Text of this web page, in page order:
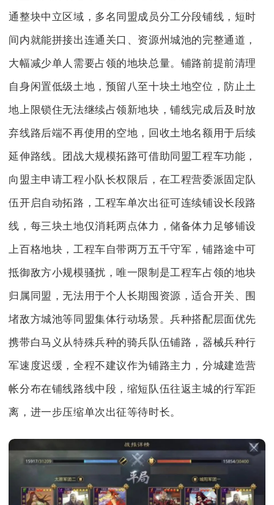
通整块中立区域，多名同盟成员分工分段铺线，短时
间内就能拼接出连通关口、资源州城池的完整通道，
大幅减少单人需要占领的地块总量。铺路前提前清理
自身闲置低级土地，预留八至十块土地空位，防止土
地上限锁住无法继续占领新地块，铺线完成后及时放
弃线路后端不再使用的空地，回收土地名额用于后续
延伸路线。团战大规模拓路可借助同盟工程车功能，
向盟主申请工程小队长权限后，在工程营委派固定队
伍开启自动拓路，工程车单次出征可连续铺设长段路
线，每三块土地仅消耗两点体力，储备体力足够铺设
上百格地块，工程车自带两万五千守军，铺路途中可
抵御敌方小规模骚扰，唯一限制是工程车占领的地块
归属同盟，无法用于个人长期囤资源，适合开关、围
堵敌方城池等同盟集体行动场景。兵种搭配层面优先
携带白马义从特殊兵种的骑兵队伍铺路，器械兵种行
军速度迟缓，全程不建议作为铺路主力，分城建造营
帐分布在铺线路线中段，缩短队伍往返主城的行军距
离，进一步压缩单次出征等待时长。